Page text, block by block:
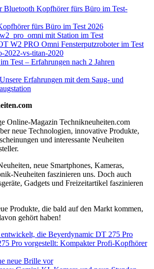
fürs Büro im Test 2026
W2 PRO Omni Fensterputzroboter im Test
Test – Erfahrungen nach 2 Jahren
Erfahrungen mit dem Saug- und
Online-Magazin Technikneuheiten.com
neue Technologien, innovative Produkte,
und interessante Neuheiten
neue Smartphones, Kameras,
Neuheiten faszinieren uns. Doch auch
Gadgets und Freizeitartikel faszinieren
Produkte, die bald auf den Markt kommen,
gehört haben!
Pro vorgestellt: Kompakter Profi-Kopfhörer